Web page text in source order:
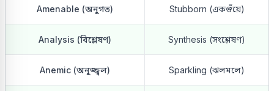
Amenable (অনুগত) Stubborn (একগুঁয়ে)
Analysis (বিশ্লেষণ) Synthesis (সংশ্লেষণ)
Anemic (অনুজ্জ্বল) Sparkling (ঝলমলে)